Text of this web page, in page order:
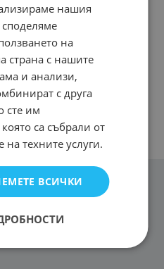
нашия
на
страна с нашите
и анализи,
с друга
сте им
са събрали от
техните услуги.
ВСИЧКИ